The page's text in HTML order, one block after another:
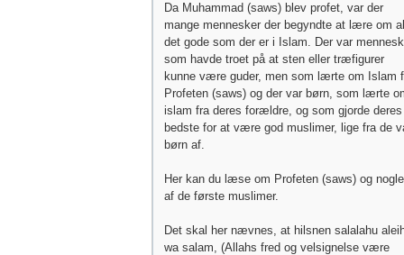
Da Muhammad (saws) blev profet, var der
mange mennesker der begyndte at lære om
det gode som der er i Islam. Der var
som havde troet på at sten eller træfigurer
kunne være guder, men som lærte om Islam
Profeten (saws) og der var børn, som lærte
islam fra deres forældre, og som gjorde deres
bedste for at være god muslimer, lige fra de
børn af.
Her kan du læse om Profeten (saws) og nogle
af de første muslimer.
Det skal her nævnes, at hilsnen salalahu
wa salam, (Allahs fred og velsignelse være